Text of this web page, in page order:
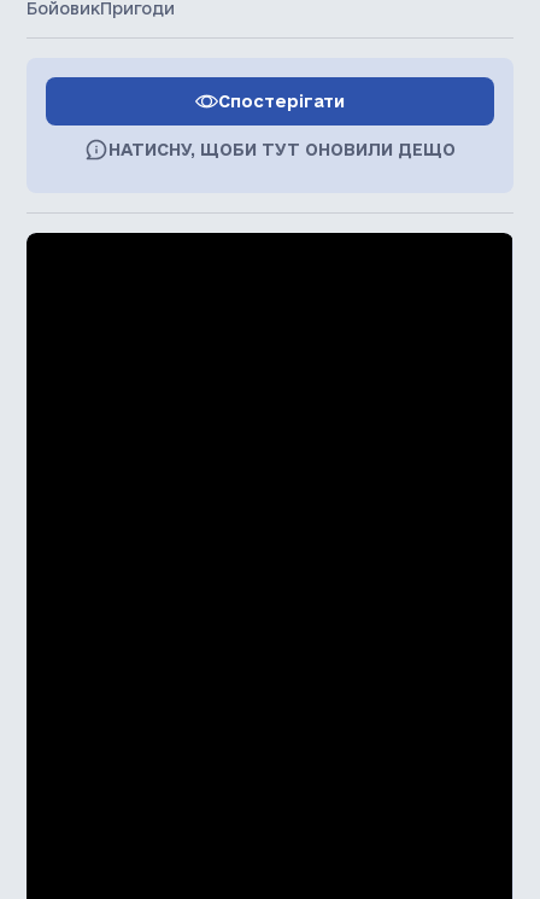
БойовикПригоди
Спостерігати
НАТИСНУ, ЩОБИ ТУТ ОНОВИЛИ ДЕЩО